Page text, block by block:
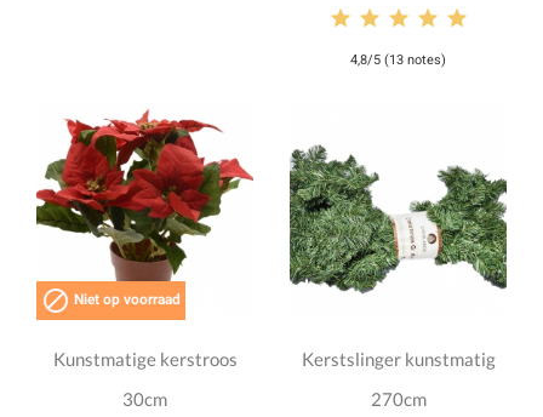
4,8/5 (13 notes)
 Niet op voorraad
Kunstmatige kerstroos
30cm
Kerstslinger kunstmatig
270cm